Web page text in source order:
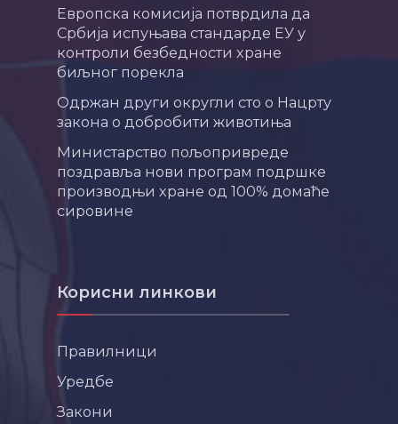
Европска комисија потврдила да
Србија испуњава стандарде ЕУ у
контроли безбедности хране
биљног порекла
Одржан други округли сто о Нацрту
закона о добробити животиња
Министарство пољопривреде
поздравља нови програм подршке
производњи хране од 100% домаће
сировине
Корисни линкови
Правилници
Уредбе
Закони